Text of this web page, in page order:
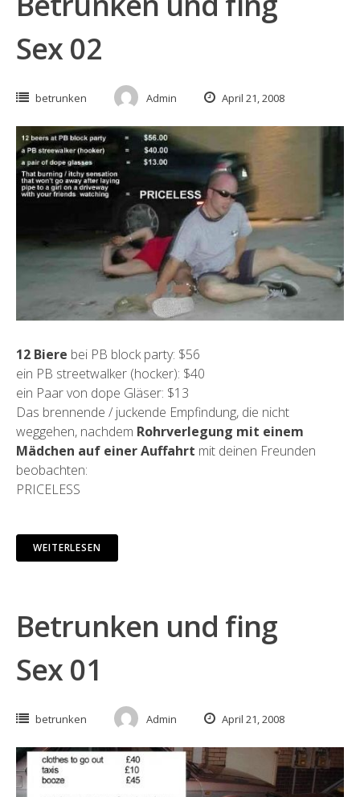
Sex 02
betrunken Admin April 21, 2008
12 Biere bei PB block party: $56
ein PB streetwalker (hocker): $40
ein Paar von dope Gläser: $13
Das brennende / juckende Empfindung, die nicht
weggehen, nachdem Rohrverlegung mit einem
Mädchen auf einer Auffahrt mit deinen Freunden
beobachten:
PRICELESS
WEITERLESEN
Betrunken und fing
Sex 01
betrunken Admin April 21, 2008